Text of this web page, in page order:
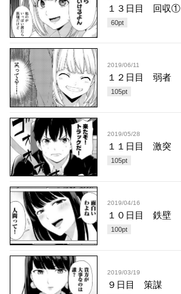
１３日目 回収①
60pt
2019/06/11
１２日目 弱者
105pt
2019/05/28
１１日目 激突
105pt
2019/04/16
１０日目 鉄壁
100pt
2019/03/19
９日目 策謀